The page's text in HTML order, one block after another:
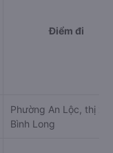
Điểm đi
Phường An Lộc, thị xã
Bình Long